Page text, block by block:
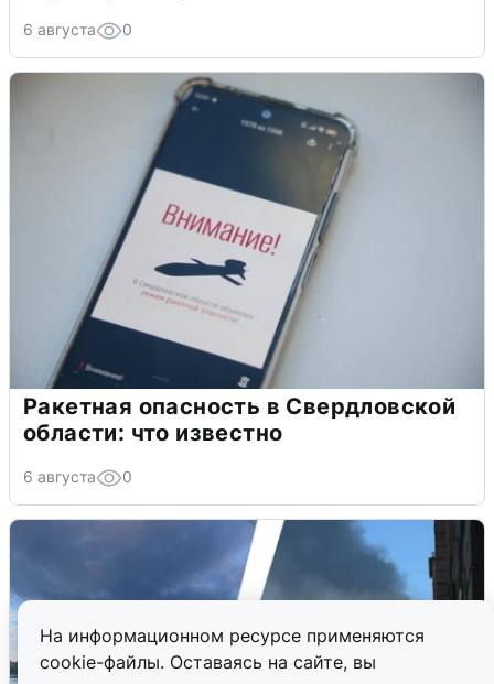
На информационном ресурсе применяются
cookie-файлы. Оставаясь на сайте, вы
6 августа 0
Ракетная опасность в Свердловской
области: что известно
6 августа 0